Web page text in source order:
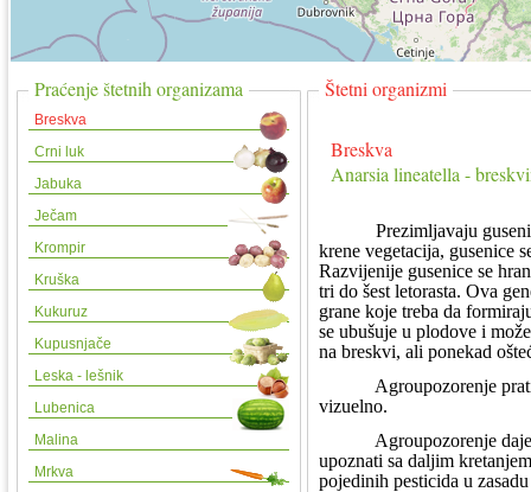
Praćenje štetnih organizama
Breskva
Crni luk
Jabuka
Ječam
Krompir
Kruška
Kukuruz
Kupusnjače
Leska - lešnik
Lubenica
Malina
Mrkva
Štetni organizmi
Breskva
Anarsia lineatella -
Prezimljavaju gusenice
krene vegetacija, gusenice
Razvijenije gusenice se
tri do šest letorasta. Ova
grane koje treba da
se ubušuje u plodove i
na breskvi, ali ponekad
Agroupozorenje
vizuelno.
Agroupozorenje
upoznati sa daljim
pojedinih pesticida u